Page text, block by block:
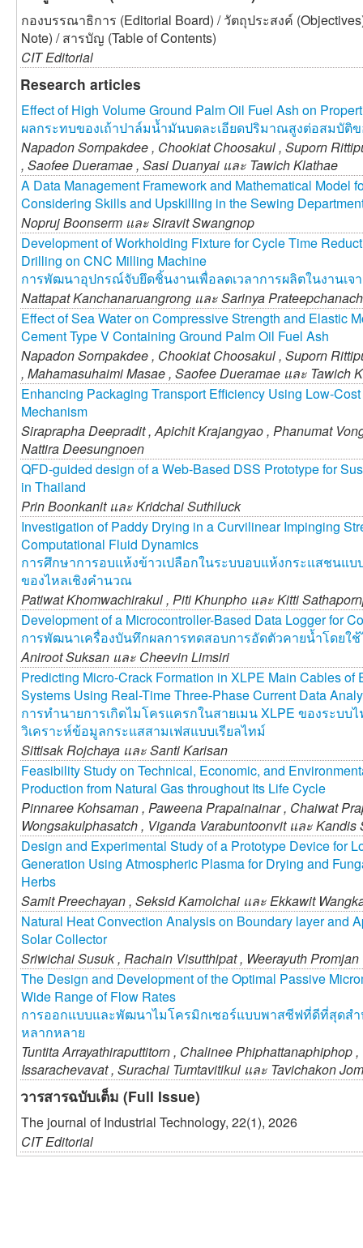
กองบรรณาธิการ (Editorial Board) / วัตถุประสงค์
Note) / สารบัญ (Table of Contents)
CIT Editorial
Research articles
Effect of High Volume Ground Palm Oil Fuel Ash on
ผลกระทบของเถ้าปาล์มน้ำมันบดละเอียดปริมาณสูงต่อสมบัติ
Napadon Sornpakdee , Chookiat Choosakul , Suporn
, Saofee Dueramae , Sasi Duanyai และ Tawich Klathae
A Data Management Framework and Mathematical Model
Considering Skills and Upskilling in the Sewing
Nopruj Boonserm และSiravit Swangnop
Development of Workholding Fixture for Cycle Time
Drilling on CNC Milling Machine
การพัฒนาอุปกรณ์จับยึดชิ้นงานเพื่อลดเวลาการผลิตในงานเจ
Nattapat Kanchanaruangrong และSarinya
Effect of Sea Water on Compressive Strength and Elastic
Cement Type V Containing Ground Palm Oil Fuel Ash
Napadon Sornpakdee , Chookiat Choosakul , Suporn
, Mahamasuhaimi Masae , Saofee Dueramae และ Tawich
Enhancing Packaging Transport Efficiency Using Low-
Mechanism
Siraprapha Deepradit ,Apichit Krajangyao , Phanumat
Nattira Deesungnoen
QFD-guided design of a Web-Based DSS Prototype for
in Thailand
Prin Boonkanit และKridchai Suthiluck
Investigation of Paddy Drying in a Curvilinear Impinging
Computational Fluid Dynamics
การศึกษาการอบแห้งข้าวเปลือกในระบบอบแห้งกระแสชนแ
ของไหลเชิงคำนวณ
Patiwat Khomwachirakul , Piti Khunpho และKitti
Development of a Microcontroller-Based Data Logger for
การพัฒนาเครื่องบันทึกผลการทดสอบการอัดตัวคายน้ำโดยใ
Aniroot Suksan และ Cheevin Limsiri
Predicting Micro-Crack Formation in XLPE Main Cables
Systems Using Real-Time Three-Phase Current Data
การทำนายการเกิดไมโครแครกในสายเมน XLPE ของระบบ
วิเคราะห์ข้อมูลกระแสสามเฟสแบบเรียลไทม์
Sittisak Rojchaya และSanti Karisan
Feasibility Study on Technical, Economic, and
Production from Natural Gas throughout Its Life Cycle
Pinnaree Kohsaman , Paweena Prapainainar , Chaiwat
Wongsakulphasatch , Viganda Varabuntoonvit และKandis
Design and Experimental Study of a Prototype Device for
Generation Using Atmospheric Plasma for Drying and
Herbs
Samit Preechayan , Seksid Kamolchai และEkkawit
Natural Heat Convection Analysis on Boundary layer and
Solar Collector
Sriwichai Susuk , Rachain Visutthipat , Weerayuth
The Design and Development of the Optimal Passive
Wide Range of Flow Rates
การออกแบบและพัฒนาไมโครมิกเซอร์แบบพาสซีฟที่ดีที่สุดส
หลากหลาย
Tuntita Arrayathiraputtitorn , Chalinee Phiphattanaphiphop ,
Issarachevavat , Surachai Tumtavitikul และ Tavichakon
วารสารฉบับเต็ม (Full Issue)
The journal of Industrial Technology, 22(1), 2026
CIT Editorial